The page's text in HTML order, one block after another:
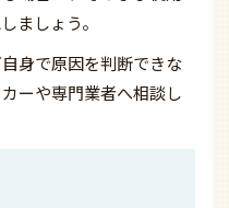
ましょう。
身で原因を判断できな
ーや専門業者へ相談し